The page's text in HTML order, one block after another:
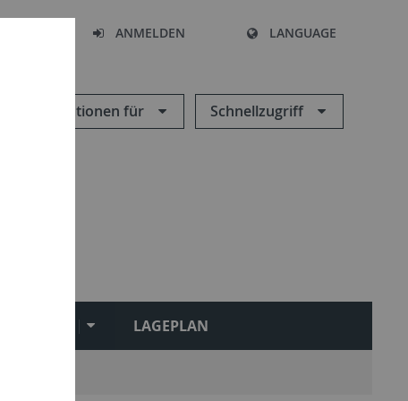
ANMELDEN LANGUAGE
Informationen für Schnellzugriff
LAGEPLAN